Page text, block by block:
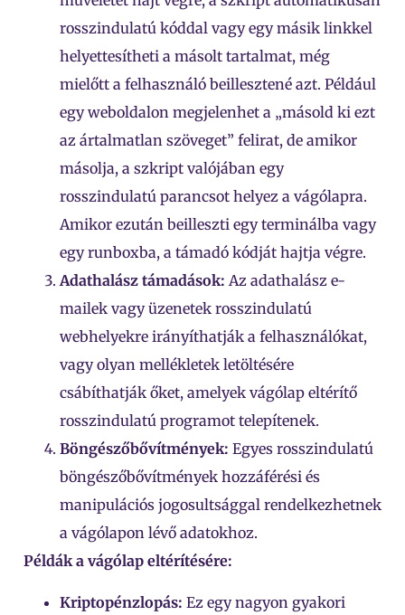
rosszindulatú kóddal vagy egy másik linkkel
helyettesítheti a másolt tartalmat, még
mielőtt a felhasználó beillesztené azt. Például
egy weboldalon megjelenhet a „másold ki ezt
az ártalmatlan szöveget” felirat, de amikor
másolja, a szkript valójában egy
rosszindulatú parancsot helyez a vágólapra.
Amikor ezután beilleszti egy terminálba vagy
egy runboxba, a támadó kódját hajtja végre.
Adathalász támadások: Az adathalász e-
mailek vagy üzenetek rosszindulatú
webhelyekre irányíthatják a felhasználókat,
vagy olyan mellékletek letöltésére
csábíthatják őket, amelyek vágólap eltérítő
rosszindulatú programot telepítenek.
Böngészőbővítmények: Egyes rosszindulatú
böngészőbővítmények hozzáférési és
manipulációs jogosultsággal rendelkezhetnek
a vágólapon lévő adatokhoz.
Példák a vágólap eltérítésére:
Kriptopénzlopás: Ez egy nagyon gyakori